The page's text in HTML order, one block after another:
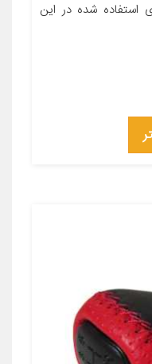
استفاده شده در این